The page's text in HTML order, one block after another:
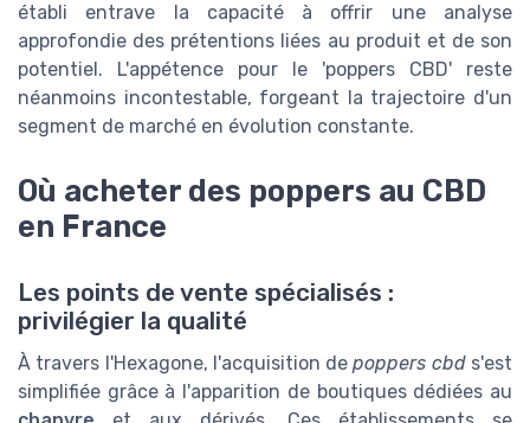
établi entrave la capacité à offrir une analyse
approfondie des prétentions liées au produit et de son
potentiel. L'appétence pour le 'poppers CBD' reste
néanmoins incontestable, forgeant la trajectoire d'un
segment de marché en évolution constante.
Où acheter des poppers au CBD
en France
Les points de vente spécialisés :
privilégier la qualité
À travers l'Hexagone, l'acquisition depoppers cbds'est
simplifiée grâce à l'apparition de boutiques dédiées au